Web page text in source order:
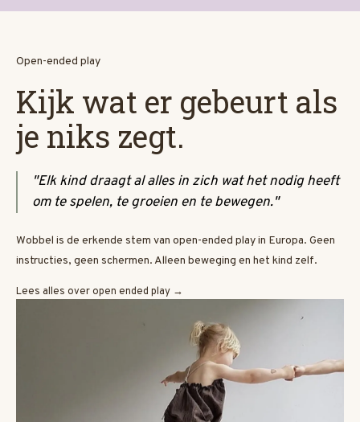
Open-ended play
Kijk wat er gebeurt als
je niks zegt.
"Elk kind draagt al alles in zich wat het nodig heeft
om te spelen, te groeien en te bewegen."
Wobbel is de erkende stem van open-ended play in Europa. Geen
instructies, geen schermen. Alleen beweging en het kind zelf.
Lees alles over open ended play →